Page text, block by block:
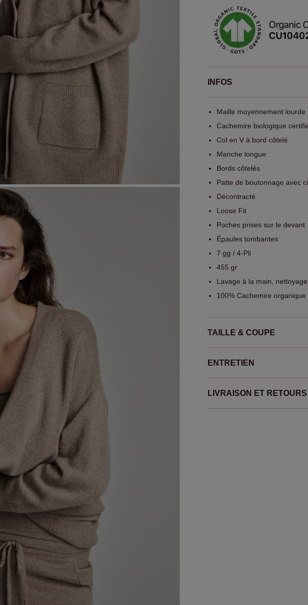
INFOS
Maille moyennement lourde
Cachemire biologique
Col en V à bord côtelé
Manche longue
Bords côtelés
Patte de boutonnage avec
Décontracté
Loose Fit
Poches prises sur le devant
Épaules tombantes
7 gg / 4-Pli
455 gr
Lavage à la main,
100% Cachemire organique
TAILLE & COUPE
ENTRETIEN
LIVRAISON ET RETOURS